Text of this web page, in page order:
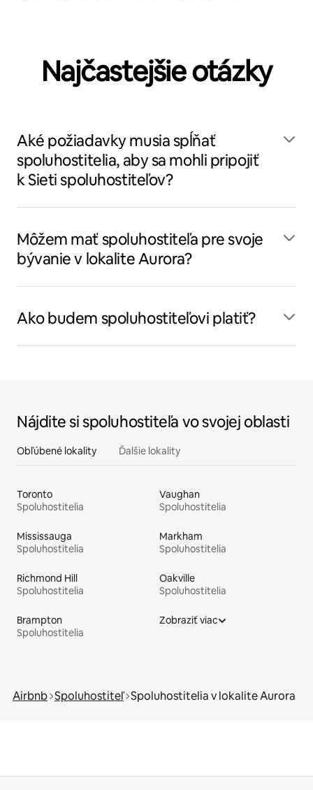
Najčastejšie otázky
Aké požiadavky musia spĺňať
spoluhostitelia, aby sa mohli pripojiť
k Sieti spoluhostiteľov?
Môžem mať spoluhostiteľa pre svoje
bývanie v lokalite Aurora?
Ako budem spoluhostiteľovi platiť?
Nájdite si spoluhostiteľa vo svojej oblasti
Obľúbené lokality Ďalšie lokality
Toronto
Spoluhostitelia
Vaughan
Spoluhostitelia
Mississauga
Spoluhostitelia
Markham
Spoluhostitelia
Richmond Hill
Spoluhostitelia
Oakville
Spoluhostitelia
Brampton
Spoluhostitelia
Zobraziť viac
Airbnb Spoluhostiteľ Spoluhostitelia v lokalite Aurora